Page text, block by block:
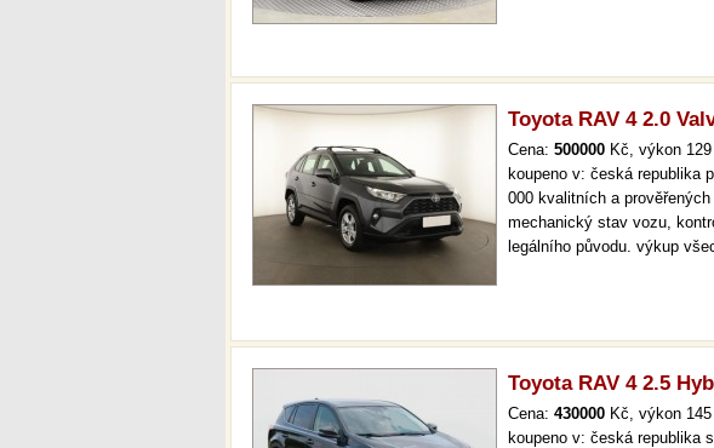
mechanický stav vozu,
Toyota RAV 4 2.0
Cena: 500000 Kč, výkon
koupeno v: česká republika
000 kvalitních a
mechanický stav vozu,
legálního původu. výkup
36 měsíců garance na
Toyota RAV 4 2.5
Cena: 430000 Kč, výkon
koupeno v: česká republika